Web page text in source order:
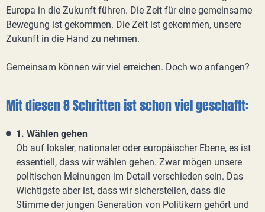
Europa in die Zukunft führen. Die Zeit für eine gemeinsame
Bewegung ist gekommen. Die Zeit ist gekommen, unsere
Zukunft in die Hand zu nehmen.
Gemeinsam können wir viel erreichen. Doch wo anfangen?
Mit diesen 8 Schritten ist schon viel geschafft:
1. Wählen gehen
Ob auf lokaler, nationaler oder europäischer Ebene, es ist
essentiell, dass wir wählen gehen. Zwar mögen unsere
politischen Meinungen im Detail verschieden sein. Das
Wichtigste aber ist, dass wir sicherstellen, dass die
Stimme der jungen Generation von Politikern gehört und